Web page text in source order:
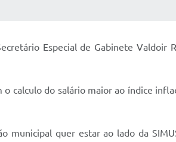
Especial de Gabinete Valdoir
do salário maior ao índice
quer estar ao lado da